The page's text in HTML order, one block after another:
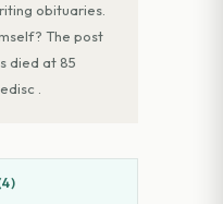
obituaries.
The post
died at 85
.
4)